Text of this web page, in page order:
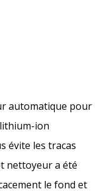
automatique pour
ion
évite les tracas
nettoyeur a été
le fond et